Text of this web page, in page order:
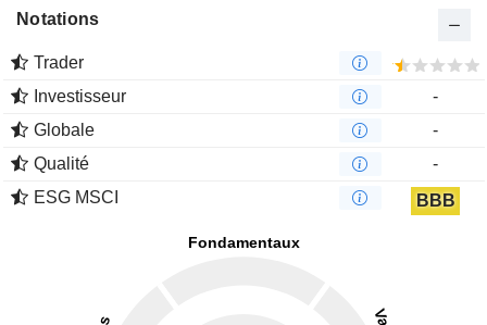
Notations
Trader
Investisseur
-
Globale
-
Qualité
-
ESG MSCI
BBB